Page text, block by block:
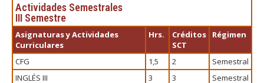
Actividades Semestrales
III Semestre
Asignaturas y Actividades
Curriculares
Hrs.
Créditos
SCT
Régimen
CFG 1,5 2
Semestral
INGLÉS III
3 3 Semestral